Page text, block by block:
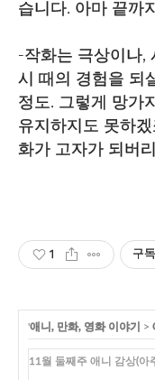
습니다. 아마 끝까
-작화는 극상이나,
시 때의 경험을 되
정도. 그렇게 망가
유지하지도 못하
화가 고자가 되버
1 구
'애니, 만화, 영화 이야기 >
11월 둘째주 애니 감상(아